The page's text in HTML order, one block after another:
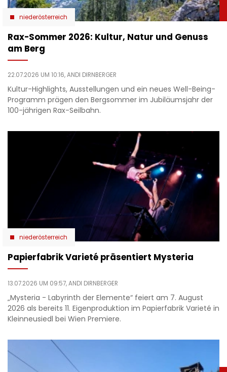
niederösterreich
Rax-Sommer 2026: Kultur, Natur und Genuss
am Berg
22.07.2026 UM 10:16,ANDI DIRNBERGER
Kultur-Highlights, Ausstellungen und ein neues Well-Being-
Programm prägen den Bergsommer im Jubiläumsjahr der
100-jährigen Rax-Seilbahn.
niederösterreich
Papierfabrik Varieté präsentiert Mysteria
13.07.2026 UM 09:57,ANDI DIRNBERGER
„Mysteria - Labyrinth der Elemente“ feiert am 7. August
2026 als bereits 11. Eigenproduktion im Papierfabrik Varieté in
Kleinneusiedl bei Wien Premiere.